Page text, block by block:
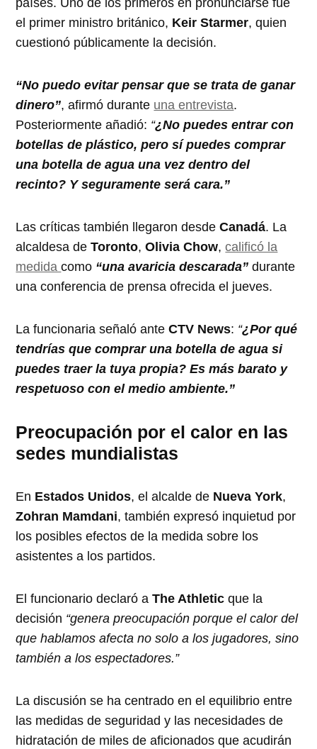
países. Uno de los primeros en pronunciarse fue
el primer ministro británico, Keir Starmer, quien
cuestionó públicamente la decisión.
“No puedo evitar pensar que se trata de ganar
dinero”, afirmó durante una entrevista.
Posteriormente añadió: “¿No puedes entrar con
botellas de plástico, pero sí puedes comprar
una botella de agua una vez dentro del
recinto? Y seguramente será cara.”
Las críticas también llegaron desdeCanadá. La
alcaldesa deToronto,Olivia Chow,calificó la
medidacomo “una avaricia descarada” durante
una conferencia de prensa ofrecida el jueves.
La funcionaria señaló anteCTV News: “¿Por qué
tendrías que comprar una botella de agua si
puedes traer la tuya propia? Es más barato y
respetuoso con el medio ambiente.”
Preocupación por el calor en las
sedes mundialistas
En Estados Unidos, el alcalde de Nueva York,
Zohran Mamdani, también expresó inquietud por
los posibles efectos de la medida sobre los
asistentes a los partidos.
El funcionario declaró aThe Athletic que la
decisión “genera preocupación porque el calor del
que hablamos afecta no solo a los jugadores, sino
también a los espectadores.”
La discusión se ha centrado en el equilibrio entre
las medidas de seguridad y las necesidades de
hidratación de miles de aficionados que acudirán